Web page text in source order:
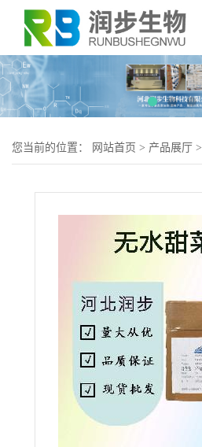
您当前的位置： 网站首页 > 产品展厅 >